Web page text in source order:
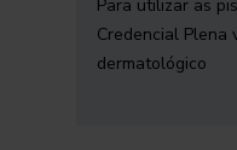
Para utilizar as
Credencial Plena
dermatológico